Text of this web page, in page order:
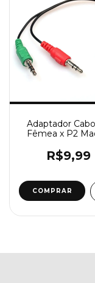
Adaptador
Fêmea x P2
R$9,99
COMPRAR